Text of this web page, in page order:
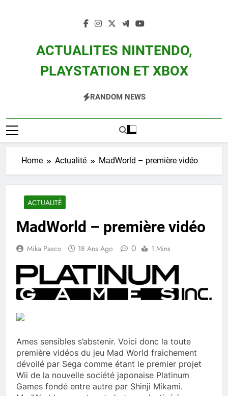
ACTUALITES NINTENDO,
PLAYSTATION ET XBOX
Zelda, Splatoon, Pokemon Entre Autres
RANDOM NEWS
Home Actualité MadWorld – première vidéo
ACTUALITÉ
MadWorld – première vidéo
Mika Pasco 18 Ans Ago 0 1 Mins
Ames sensibles s’abstenir. Voici donc la toute
première vidéos du jeu Mad World fraichement
dévoilé par Sega comme étant le premier projet
Wii de la nouvelle société japonaise Platinum
Games fondé entre autre par Shinji Mikami.